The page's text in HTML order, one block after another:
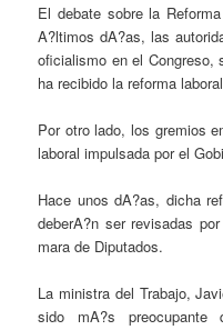
El debate sobre la
A?ltimos dA?as, las
oficialismo en el Congreso,
ha recibido la reforma
Por otro lado, los gremios
laboral impulsada por el
Hace unos dA?as, dicha
deberA?n ser revisadas
mara de Diputados.
La ministra del Trabajo,
sido mA?s